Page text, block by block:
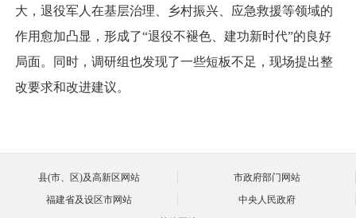
大，退役军人在基层治理、乡村振兴、应急救援等领域的
作用愈加凸显，形成了“退役不褪色、建功新时代”的良好
局面。同时，调研组也发现了一些短板不足，现场提出整
改要求和改进建议。
县(市、区)及高新区网站
市政府部门网站
福建省及设区市网站
中央人民政府